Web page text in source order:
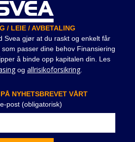
/ LEIE / AVBETALING
Svea gjør at du raskt og enkelt får
passer dine behov Finansiering
å binde opp kapitalen din. Les
og allrisikoforsikring.
NYHETSBREVET VÅRT
post (obligatorisk)